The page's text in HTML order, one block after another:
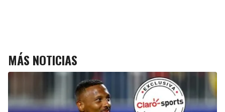
MÁS NOTICIAS